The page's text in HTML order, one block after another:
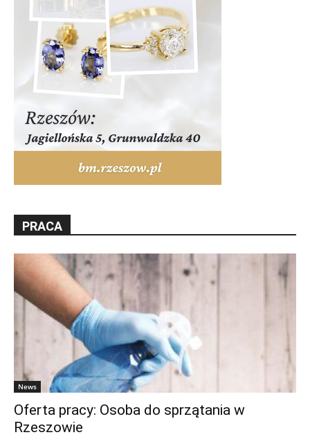
PRACA
News
Oferta pracy: Osoba do sprzątania w
Rzeszowie